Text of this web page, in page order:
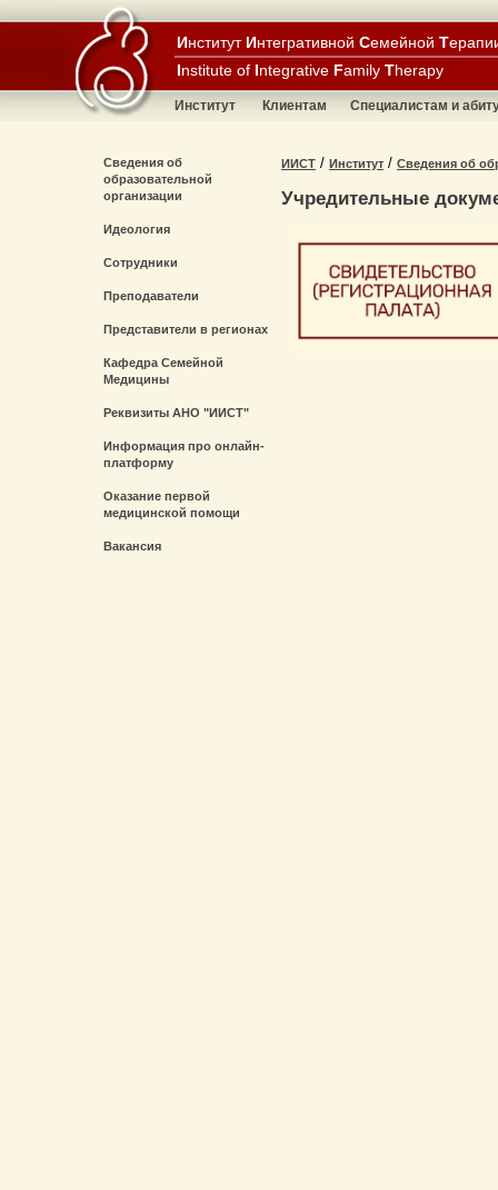
Институт Интегративной Семейной Т
Institute of Integrative Family Therapy
Институт Клиентам Специалистам и
Сведения об
образовательной
организации
Идеология
Сотрудники
Преподаватели
Представители в регионах
Кафедра Семейной
Медицины
Реквизиты АНО "ИИСТ"
Информация про онлайн-
платформу
Оказание первой
медицинской помощи
Вакансия
ИИСТ / Институт / Сведения об
Учредительные